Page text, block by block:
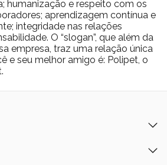
humanização e respeito com os
aprendizagem contínua e
integridade nas relações
O “slogan”, que além da
empresa, traz uma relação única
e seu melhor amigo é: Polipet, o